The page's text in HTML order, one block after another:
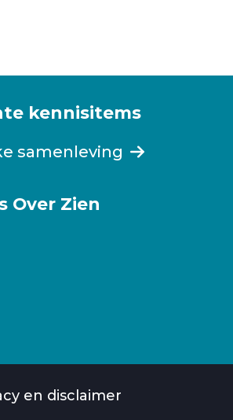
kennisitems
samenleving
Over Zien
en disclaimer